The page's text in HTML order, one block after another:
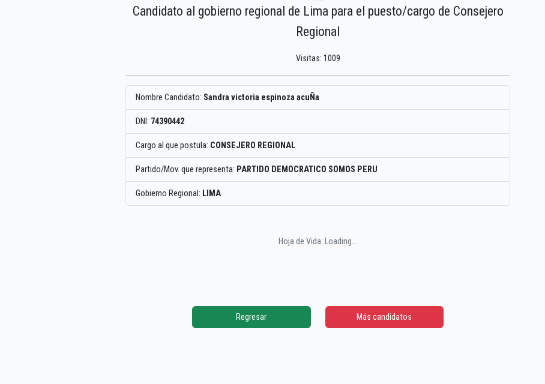
Candidato al gobierno regional de Lima para el puesto/cargo de Consejero
Regional
Visitas: 1009
Nombre Candidato: Sandra victoria espinoza acuÑa
DNI: 74390442
Cargo al que postula: CONSEJERO REGIONAL
Partido/Mov. que representa: PARTIDO DEMOCRATICO SOMOS PERU
Gobierno Regional: LIMA
Hoja de Vida: Loading...
Regresar Más candidatos